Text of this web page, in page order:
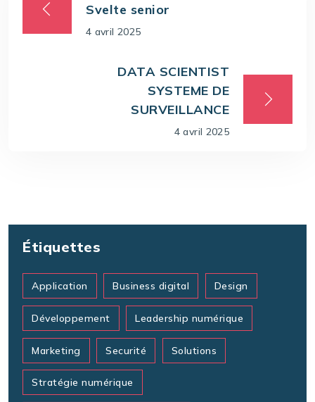
Svelte senior
4 avril 2025
DATA SCIENTIST
SYSTEME DE
SURVEILLANCE
4 avril 2025
Étiquettes
Application Business digital Design
Développement Leadership numérique
Marketing Securité Solutions
Stratégie numérique